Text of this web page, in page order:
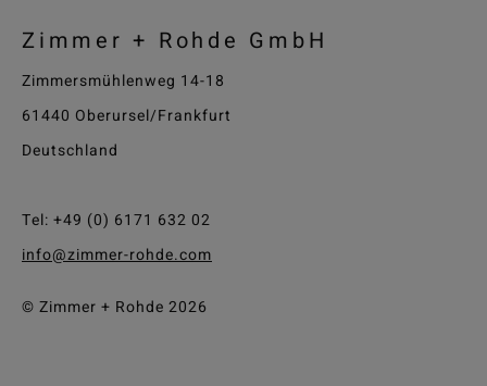
Zimmer + Rohde GmbH
Zimmersmühlenweg 14-18
61440 Oberursel/Frankfurt
Deutschland
Tel: +49 (0) 6171 632 02
info@zimmer-rohde.com
© Zimmer + Rohde 2026